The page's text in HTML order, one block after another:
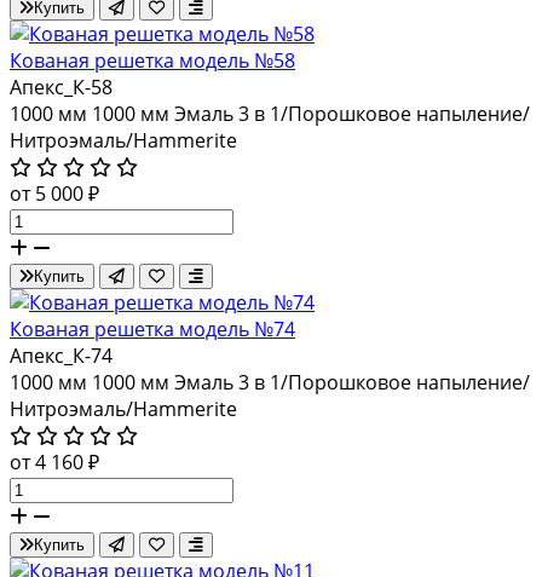
Купить
Кованая решетка модель №58
Апекс_К-58
1000 мм 1000 мм Эмаль 3 в 1/Порошковое напыление/
Нитроэмаль/Hammerite
от 5 000 ₽
Купить
Кованая решетка модель №74
Апекс_К-74
1000 мм 1000 мм Эмаль 3 в 1/Порошковое напыление/
Нитроэмаль/Hammerite
от 4 160 ₽
Купить